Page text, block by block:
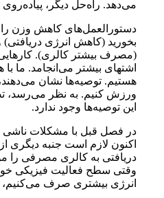
می‌دهد. راه‌حل دیگر، پیاده‌روی تا
دستورالعمل‌های کاهش وزن را در
بخورید (کاهش انرژی دریافتی) و
(مصرف بیشتر کالری). کارهایی که
اشتهای بیشتر می‌انجامد. ما با
هستیم. توصیه‌ها نشان می‌دهند،
ورزش کنیم. به نظر می‌رسد، تضاد
این توصیه‌ها وجود ندارد.
در فصل قبل با مشکلات ناشی از
اکنون لازم است جنبه دیگری از
دریافتی به کالری مصرفی را
وقتی سطح فعالیت فیزیکی خود را
انرژی بیشتری صرف می‌کنیم، چه